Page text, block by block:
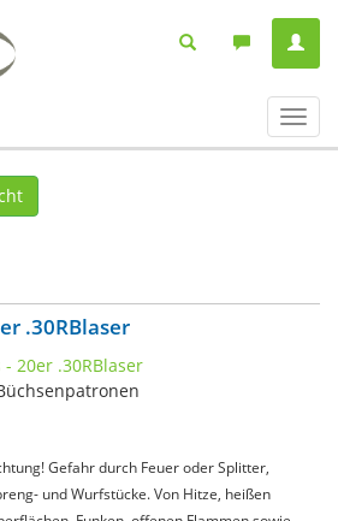
ein-/
.30RBlaser
Gefahr durch Feuer oder Splitter,
und Wurfstücke. Von Hitze, heißen